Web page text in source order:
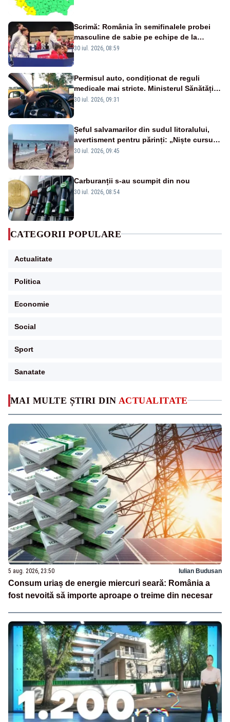
MAI MULTE ȘTIRI DIN ACTUALITATE
5 aug. 2026, 23:50 Iulian Budusan
Consum uriaș de energie miercuri seară: România a
fost nevoită să importe aproape o treime din necesar
Scrimă: România în semifinalele probei
masculine de sabie pe echipe de la
Campionatele Mondiale
30 iul. 2026, 08:59
Permisul auto, condiționat de reguli
medicale mai stricte. Ministerul Sănătății
propune schimbări majore
30 iul. 2026, 09:31
Șeful salvamarilor din sudul litoralului,
avertisment pentru părinți: „Niște cursuri
de înot la piscină nu sunt suficiente”
30 iul. 2026, 09:45
Carburanții s-au scumpit din nou
30 iul. 2026, 08:54
CATEGORII POPULARE
Actualitate
Politica
Economie
Social
Sport
Sanatate